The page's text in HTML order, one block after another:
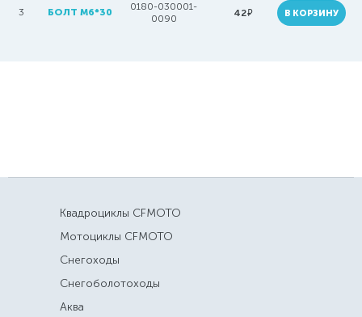
3 БОЛТ M6*30
0180-030001-
0090
42руб. В КОРЗИНУ
Квадроциклы CFMOTO
Мотоциклы CFMOTO
Снегоходы
Снегоболотоходы
Аква